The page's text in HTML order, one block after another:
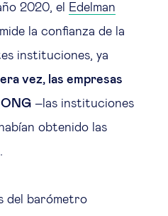
2020, el
Edelman
la confianza de la
instituciones, ya
vez, las empresas
–las instituciones
obtenido las
del barómetro